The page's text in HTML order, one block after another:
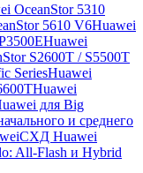
OceanStor 5310
5610 V6Huawei
Huawei
S2600T / S5500T
SeriesHuawei
Huawei
для Big
и среднего
СХД Huawei
All-Flash и Hybrid